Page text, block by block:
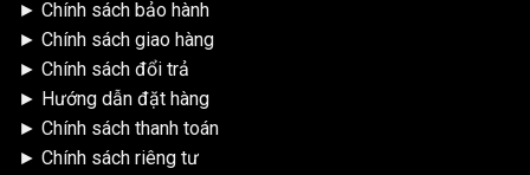
► Chính sách bảo hành
► Chính sách giao hàng
► Chính sách đổi trả
► Hướng dẫn đặt hàng
► Chính sách thanh toán
► Chính sách riêng tư